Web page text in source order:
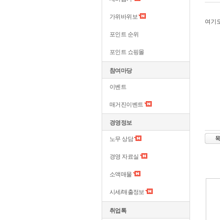
가위바위보
포인트 순위
포인트 쇼핑몰
참여마당
이벤트
매거진이벤트
경영정보
노무 상담
경영 자료실
소액매물
시세/매출정보
취업톡
여기